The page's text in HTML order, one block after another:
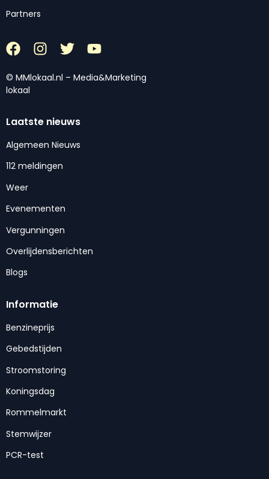
Partners
© MMlokaal.nl – Media&Marketing
lokaal
Laatste nieuws
Algemeen Nieuws
112 meldingen
Weer
Evenementen
Vergunningen
Overlijdensberichten
Blogs
Informatie
Benzineprijs
Gebedstijden
Stroomstoring
Koningsdag
Rommelmarkt
Stemwijzer
PCR-test